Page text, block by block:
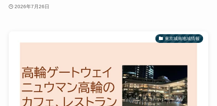
2026年7月26日
東京城南地域情報